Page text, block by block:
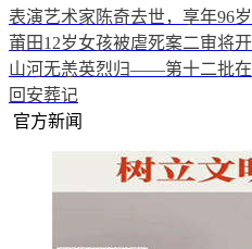
表演艺术家陈奇去世，享年96
莆田12岁女孩被虐死案二审将
山河无恙英烈归——第十二批
回安葬记
官方新闻